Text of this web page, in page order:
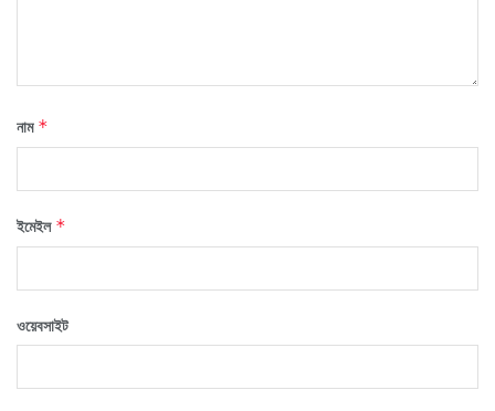
নাম *
ইমেইল *
ওয়েবসাইট